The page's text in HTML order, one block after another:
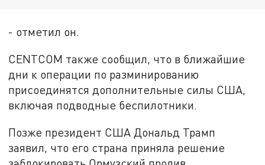
- отметил он.
CENTCOM также сообщил, что в ближайшие
дни к операции по разминированию
присоединятся дополнительные силы США,
включая подводные беспилотники.
Позже президент США Дональд Трамп
заявил, что его страна приняла решение